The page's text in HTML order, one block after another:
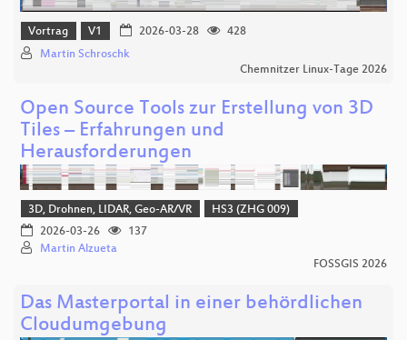
Vortrag V1 2026-03-28
428
Martin Schroschk
Chemnitzer Linux-Tage 2026
Open Source Tools zur Erstellung von 3D
Tiles – Erfahrungen und
Herausforderungen
3D, Drohnen, LIDAR, Geo-AR/VR
HS3 (ZHG 009)
2026-03-26
137
Martin Alzueta
FOSSGIS 2026
Das Masterportal in einer behördlichen
Cloudumgebung